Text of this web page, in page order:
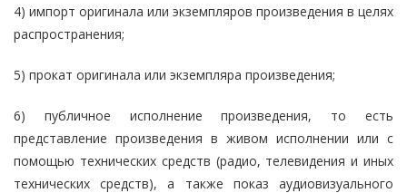
4) импорт оригинала или экземпляров произведения в целях
распространения;
5) прокат оригинала или экземпляра произведения;
6) публичное исполнение произведения, то есть
представление произведения в живом исполнении или с
помощью технических средств (радио, телевидения и иных
технических средств), а также показ аудиовизуального